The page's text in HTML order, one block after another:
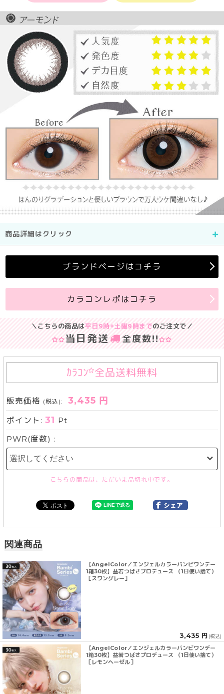
商品詳細はクリック
ブランドページはコチラ
カラコンレポはコチラ
＼こちらの商品は平日9時+土曜9時までのご注文で／
当日発送 全度数!!
ｶﾗｺﾝ 全品送料無料
販売価格 (税込): 3,435 円
ポイント:31 Pt
PWR(度数) :
こちらの商品は、ただいま品切れ中です。
関連商品
【AngelColor／エンジェルカラーバンビワンデー
1箱30枚】益若つばさプロデュース （1日使い捨て）
［スワングレー］
3,435 円 (税込)
【AngelColor／エンジェルカラーバンビワンデー
1箱30枚】益若つばさプロデュース （1日使い捨て）
［レモンヘーゼル］